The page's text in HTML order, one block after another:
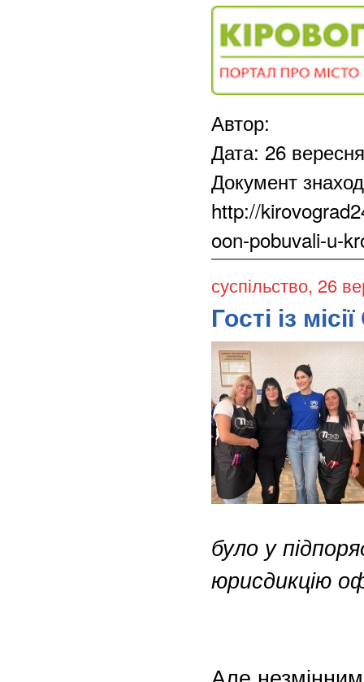
Автор:
Дата: 26
Документ
http://
oon-pobuvali-u-
суспільство, 26
Гості із
було у
юрисдикцію